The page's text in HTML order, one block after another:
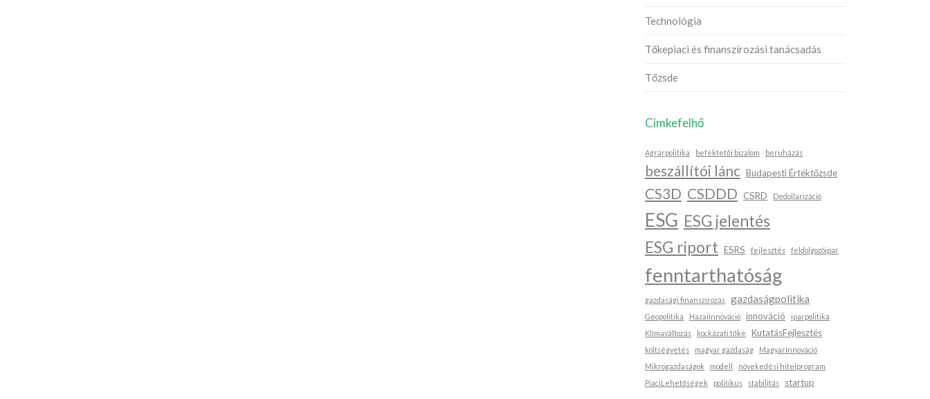
Technológia
Tőkepiaci és finanszírozási tanácsadás
Tőzsde
Cimkefelhő
Agrárpolitika befektetői bizalom beruházás
beszállítói lánc Budapesti Értéktőzsde
CS3D CSDDD CSRD Dedollarizáció
ESG ESG jelentés
ESG riport ESRS fejlesztés feldolgozóipar
fenntarthatóság
gazdasági finanszírozás gazdaságpolitika
Geopolitika HazaiInnováció innováció
iparpolitika
Klímaváltozás
kockázati tőke KutatásFejlesztés
költségvetés magyar gazdaság
MagyarInnováció
Mikrogazdaságok
modell
növekedési hitelprogram
PiaciLehetőségek
politikus stabilitás startup